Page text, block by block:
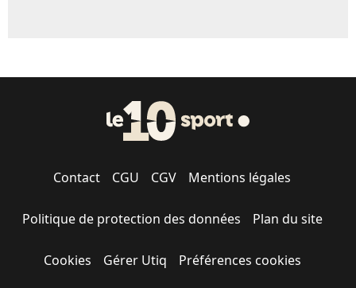
Contact CGU CGV Mentions légales
Politique de protection des données Plan du site
Cookies Gérer Utiq Préférences cookies